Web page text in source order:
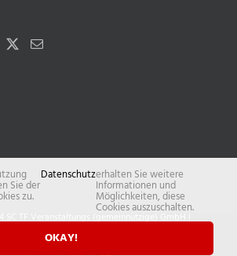
TF Veranstaltungs (gemeinnützige) GmbH |
Sie der
zu.
Datenschutzerhalten Sie weitere
Informationen und
Möglichkeiten, diese
Cookies auszuschalten.
OKAY!